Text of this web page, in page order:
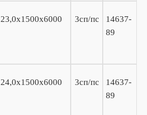
23,0х1500х6000 3сп/пс
14637-
89
24,0х1500х6000 3сп/пс
14637-
89